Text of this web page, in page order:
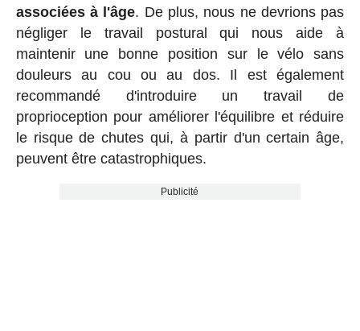
associées à l'âge. De plus, nous ne devrions pas
négliger le travail postural qui nous aide à
maintenir une bonne position sur le vélo sans
douleurs au cou ou au dos. Il est également
recommandé d'introduire un travail de
proprioception pour améliorer l'équilibre et réduire
le risque de chutes qui, à partir d'un certain âge,
peuvent être catastrophiques.
Publicité